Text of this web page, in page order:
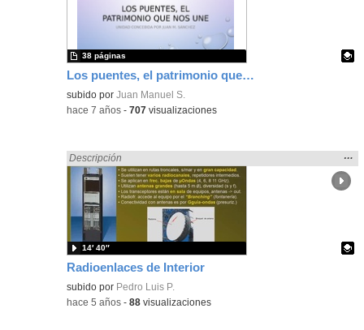
Los puentes, el patrimonio que nos une
Contenido educativo.
subido porJuan Manuel S.
38 páginas
-hace 7 años -707 visualizaciones
Radioenlaces de Interior
Encontrado «Arquitectura» en:
Descripción
la
…
Contenido educativo.
subido por Pedro Luis P.
14′ 40″
-hace 5 años -88 visualizaciones